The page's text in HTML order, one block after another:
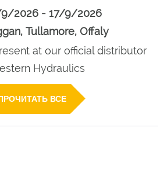
2026 - 17/9/2026
Tullamore, Offaly
at our official distributor
Hydraulics
ВСЕ